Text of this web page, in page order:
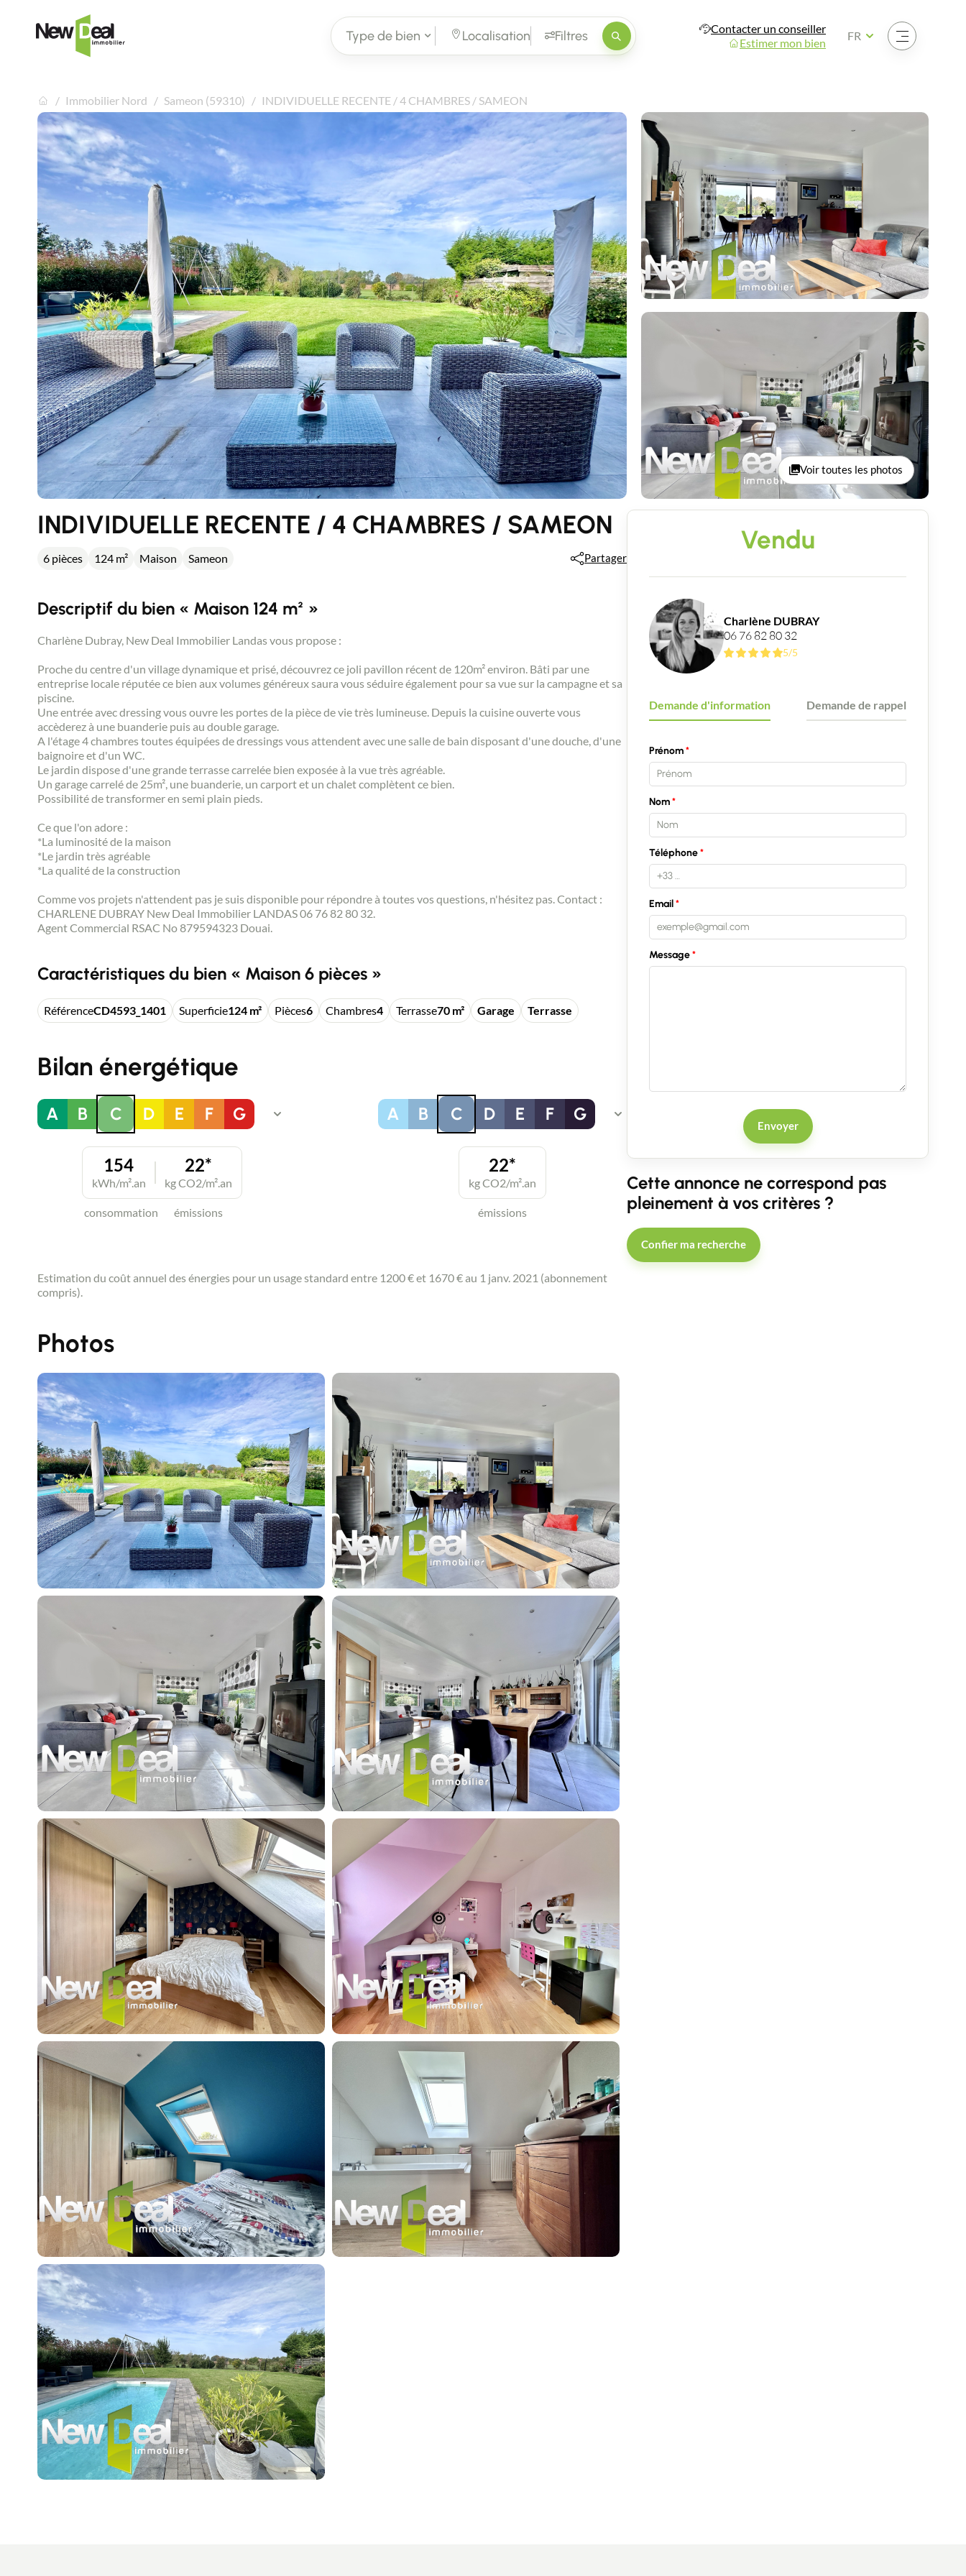
Type de bien Localisation Filtres
Contacter un conseiller
Estimer mon bien
Ouvrir le menu
FR
Contacter un conseiller
Estimer/Vendre
Acheter
Recrutement
Actualités
Guides
Contact
Immobilier Nord Sameon (59310) INDIVIDUELLE RECENTE / 4 CHAMBRES / SAMEON
Voir toutes les photos
INDIVIDUELLE RECENTE / 4 CHAMBRES / SAMEON
6 pièces 124 m² Maison Sameon Partager
Descriptif du bien « Maison 124 m² »
Charlène Dubray, New Deal Immobilier Landas vous propose :
Proche du centre d'un village dynamique et prisé, découvrez ce joli pavillon récent de 120m² environ. Bâti par une
entreprise locale réputée ce bien aux volumes généreux saura vous séduire également pour sa vue sur la campagne et sa
piscine.
Une entrée avec dressing vous ouvre les portes de la pièce de vie très lumineuse. Depuis la cuisine ouverte vous
accèderez à une buanderie puis au double garage.
A l'étage 4 chambres toutes équipées de dressings vous attendent avec une salle de bain disposant d'une douche, d'une
baignoire et d'un WC.
Le jardin dispose d'une grande terrasse carrelée bien exposée à la vue très agréable.
Un garage carrelé de 25m², une buanderie, un carport et un chalet complètent ce bien.
Possibilité de transformer en semi plain pieds.
Ce que l'on adore :
*La luminosité de la maison
*Le jardin très agréable
*La qualité de la construction
Comme vos projets n'attendent pas je suis disponible pour répondre à toutes vos questions, n'hésitez pas. Contact :
CHARLENE DUBRAY New Deal Immobilier LANDAS 06 76 82 80 32.
Agent Commercial RSAC No 879594323 Douai.
Caractéristiques du bien « Maison 6 pièces »
RéférenceCD4593_1401 Superficie124 m² Pièces6 Chambres4 Terrasse70 m² Garage Terrasse
Bilan énergétique
A B C D E F G
consommation
154
kWh/m².an
émissions
22*
kg CO2/m².an
A B C D E F G
émissions
22*
kg CO2/m².an
Estimation du coût annuel des énergies pour un usage standard entre 1200 € et 1670 € au 1 janv. 2021 (abonnement
compris).
Photos
Vendu
Charlène DUBRAY
06 76 82 80 32
5/5
Demande d'information Demande de rappel
Prénom
Nom
Téléphone
Email
Message
Envoyer
Cette annonce ne correspond pas
pleinement à vos critères ?
Confier ma recherche